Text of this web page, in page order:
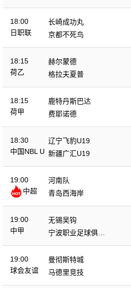
18:00
日职联
长崎成功丸
京都不死鸟
18:15
荷乙
赫尔蒙德
格拉夫夏普
18:15
荷甲
鹿特丹斯巴达
费耶诺德
18:30
中国NBL U
辽宁飞豹U19
新疆广汇U19
19:00
中超
河南队
青岛西海岸
19:00
中甲
无锡吴钩
宁波职业足球俱乐
部
19:00
球会友谊
曼彻斯特城
马德里竞技